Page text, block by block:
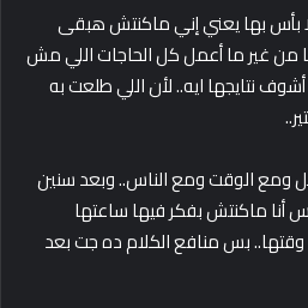
بأس بها يعني إني ماكنتش هبقى
من غير ما أعمل كل الحاجات اللي مش
نتايجها ايه.. لأن اللي طلعت به
ومع الوقت ومع الناس.. وبعد سنين
ماكنتش بفكر فيها ساعتها
بس منافع الكلام ده جت بعد